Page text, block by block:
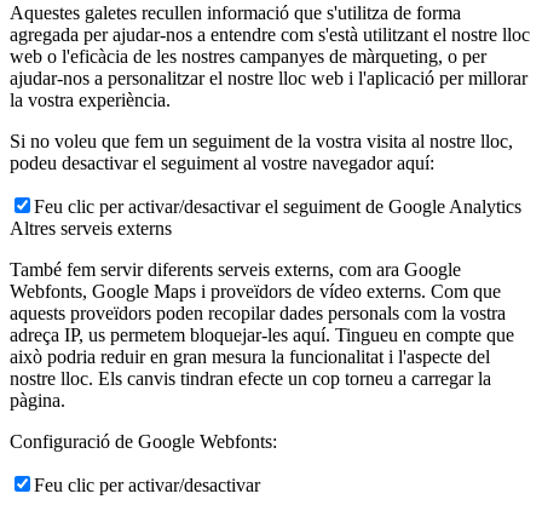
Aquestes galetes recullen informació que s'utilitza de forma
agregada per ajudar-nos a entendre com s'està utilitzant el nostre lloc
web o l'eficàcia de les nostres campanyes de màrqueting, o per
ajudar-nos a personalitzar el nostre lloc web i l'aplicació per millorar
la vostra experiència.
Si no voleu que fem un seguiment de la vostra visita al nostre lloc,
podeu desactivar el seguiment al vostre navegador aquí:
Feu clic per activar/desactivar el seguiment de Google Analytics
Altres serveis externs
També fem servir diferents serveis externs, com ara Google
Webfonts, Google Maps i proveïdors de vídeo externs. Com que
aquests proveïdors poden recopilar dades personals com la vostra
adreça IP, us permetem bloquejar-les aquí. Tingueu en compte que
això podria reduir en gran mesura la funcionalitat i l'aspecte del
nostre lloc. Els canvis tindran efecte un cop torneu a carregar la
pàgina.
Configuració de Google Webfonts:
Feu clic per activar/desactivar